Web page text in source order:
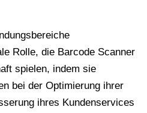
Rolle, die Barcode Scanner
spielen, indem sie
bei der Optimierung ihrer
ihres Kundenservices